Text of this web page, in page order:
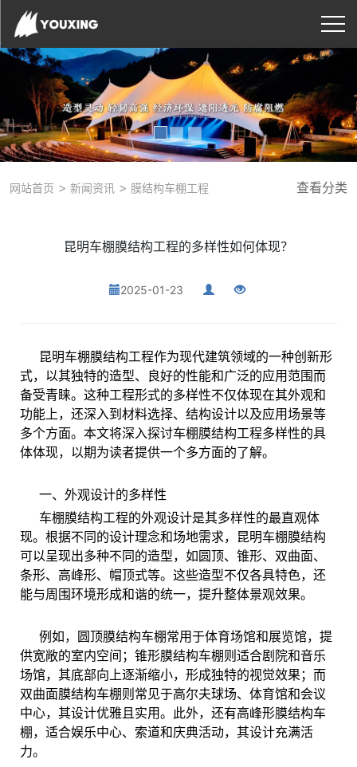
网站首页 > 新闻资讯 > 膜结构车棚工程 查看分类
昆明车棚膜结构工程的多样性如何体现？
2025-01-23
昆明车棚膜结构工程作为现代建筑领域的一种创新形
式，以其独特的造型、良好的性能和广泛的应用范围而
备受青睐。这种工程形式的多样性不仅体现在其外观和
功能上，还深入到材料选择、结构设计以及应用场景等
多个方面。本文将深入探讨车棚膜结构工程多样性的具
体体现，以期为读者提供一个多方面的了解。
一、外观设计的多样性
车棚膜结构工程的外观设计是其多样性的最直观体
现。根据不同的设计理念和场地需求，昆明车棚膜结构
可以呈现出多种不同的造型，如圆顶、锥形、双曲面、
条形、高峰形、帽顶式等。这些造型不仅各具特色，还
能与周围环境形成和谐的统一，提升整体景观效果。
例如，圆顶膜结构车棚常用于体育场馆和展览馆，提
供宽敞的室内空间；锥形膜结构车棚则适合剧院和音乐
场馆，其底部向上逐渐缩小，形成独特的视觉效果；而
双曲面膜结构车棚则常见于高尔夫球场、体育馆和会议
中心，其设计优雅且实用。此外，还有高峰形膜结构车
棚，适合娱乐中心、索道和庆典活动，其设计充满活
力。